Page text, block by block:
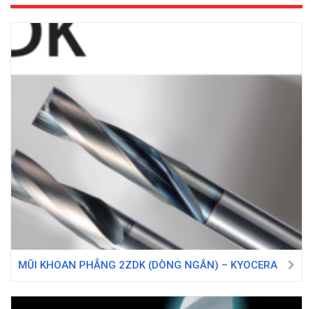
MŨI KHOAN PHẲNG 2ZDK (DÒNG NGẮN) – KYOCERA